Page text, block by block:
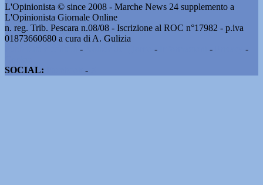
L'Opinionista © since 2008 - Marche News 24 supplemento a
L'Opinionista Giornale Online
n. reg. Trib. Pescara n.08/08 - Iscrizione al ROC n°17982 - p.iva
01873660680 a cura di A. Gulizia
- - -
-
SOCIAL:
-